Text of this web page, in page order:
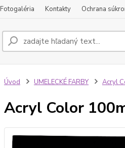
Fotogaléria Kontakty Ochrana
Úvod UMELECKÉ FARBY Acryl
Acryl Color